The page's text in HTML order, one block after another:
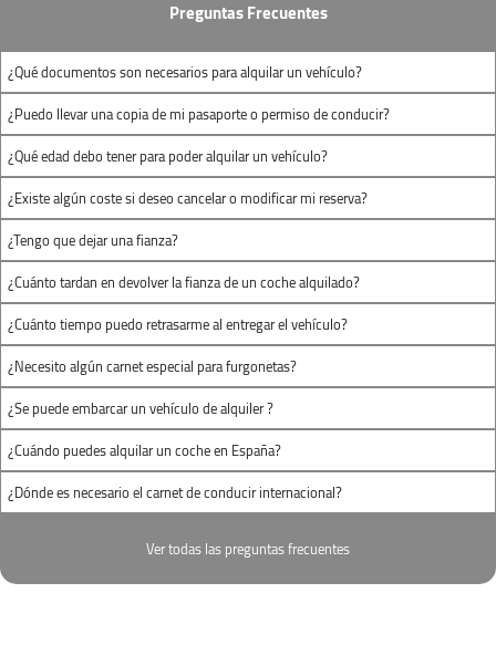
(largo x ancho x
alto)
1.40m
(largo x ancho x
alto)
Preguntas Frecuentes
¿Qué documentos son necesarios para alquilar un vehículo?
¿Puedo llevar una copia de mi pasaporte o permiso de conducir?
¿Qué edad debo tener para poder alquilar un vehículo?
¿Existe algún coste si deseo cancelar o modificar mi reserva?
¿Tengo que dejar una fianza?
¿Cuánto tardan en devolver la fianza de un coche alquilado?
¿Cuánto tiempo puedo retrasarme al entregar el vehículo?
¿Necesito algún carnet especial para furgonetas?
¿Se puede embarcar un vehículo de alquiler ?
¿Cuándo puedes alquilar un coche en España?
¿Dónde es necesario el carnet de conducir internacional?
Ver todas las preguntas frecuentes